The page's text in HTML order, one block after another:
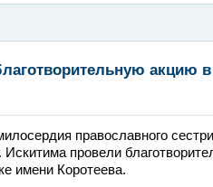
акцию в
православного
Искитима провели
имени Коротеева.